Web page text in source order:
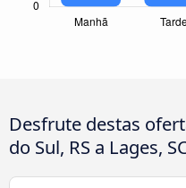
Desfrute destas
do Sul, RS a Lages,